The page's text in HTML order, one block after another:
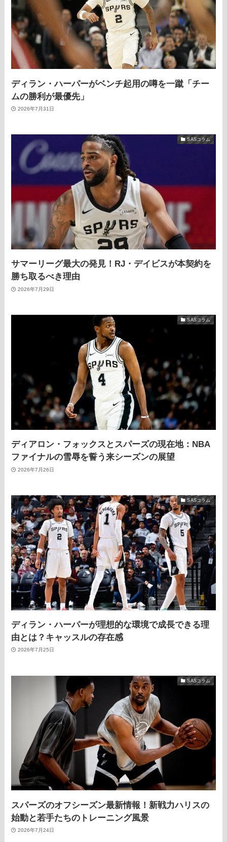
ディラン・ハーパーがベンチ起用の噂を一蹴「チー
ムの勝利が最優先」
2026年7月31日
SASコラム
サマーリーグ最大の発見！RJ・デイビスが本契約を
勝ち取るべき理由
2026年7月29日
SASコラム
ディアロン・フォックスとスパーズの現在地：NBA
ファイナルの雪辱を誓う来シーズンの展望
2026年7月26日
SASコラム
ディラン・ハーパーが理想的な環境で成長できる理
由とは？キャッスルの存在感
2026年7月25日
SASコラム
スパーズのオフシーズン最新情報！新戦力ハリスの
始動と若手たちのトレーニング風景
2026年7月24日